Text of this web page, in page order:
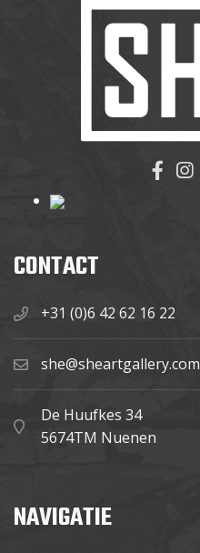
CONTACT
+31 (0)6 42 62 16 22
she@sheartgallery.com
De Huufkes 34
5674TM Nuenen
NAVIGATIE